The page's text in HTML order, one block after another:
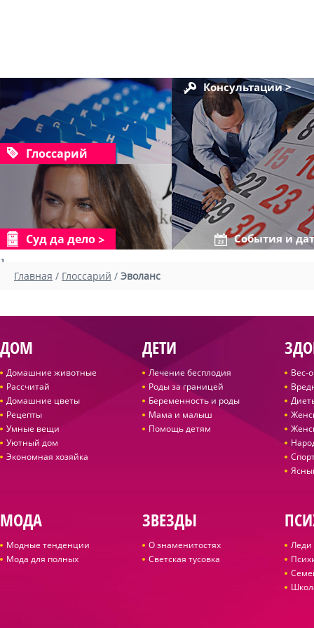
Глоссарий
Суд да дело
Консультации >
События и
1
Главная / Глоссарий / Эволанс
ДОМ
Домашние животные
Рассчитай
Домашние цветы
Рецепты
Умные вещи
Уютный дом
Экономная хозяйка
ДЕТИ
Лечение бесплодия
Роды за границей
Беременность и роды
Мама и малыш
Помощь детям
Вес-
МОДА
Модные тенденции
Мода для полных
ЗВЕЗДЫ
О знаменитостях
Светская тусовка
Леди